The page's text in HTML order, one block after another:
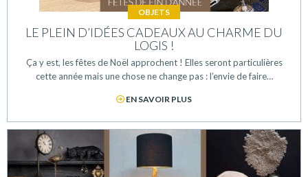
OBJETS
LE PLEIN D’IDÉES CADEAUX AU CHARME DU
LOGIS !
Ça y est, les fêtes de Noël approchent ! Elles seront particulières
cette année mais une chose ne change pas : l’envie de faire…
EN SAVOIR PLUS